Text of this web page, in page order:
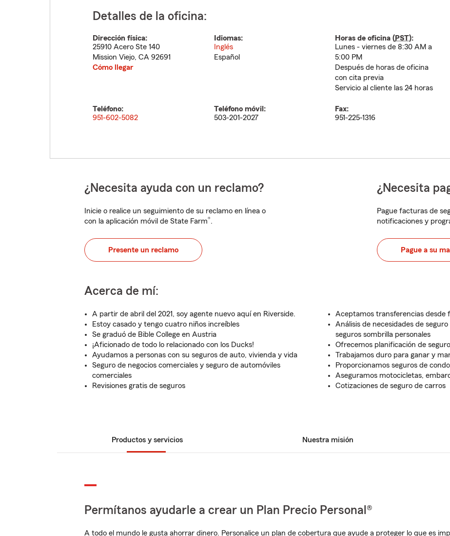
Detalles de la oficina:
Dirección física:
25910 Acero Ste 140
Mission Viejo, CA 92691
Cómo llegar
Idiomas:
Inglés
Español
Horas de oficina (PST):
Lunes - viernes de 8:30 AM a
5:00 PM
Después de horas de oficina
con cita previa
Servicio al cliente las 24 horas
Teléfono:
951-602-5082
Teléfono móvil:
503-201-2027
Fax:
951-225-1316
¿Necesita ayuda con un reclamo?
Inicie o realice un seguimiento de su reclamo en línea o
con la aplicación móvil de State Farm®.
Presente un reclamo
¿Necesita
Pague facturas de
notificaciones y
Pague a su
Acerca de mí:
A partir de abril del 2021, soy agente nuevo aquí en Riverside.
Estoy casado y tengo cuatro niños increíbles
Se graduó de Bible College en Austria
¡Aficionado de todo lo relacionado con los Ducks!
Ayudamos a personas con su seguros de auto, vivienda y vida
Seguro de negocios comerciales y seguro de automóviles
comerciales
Revisiones gratis de seguros
Aceptamos transferencias desde
Análisis de necesidades de
seguros sombrilla personales
Ofrecemos planificación de
Trabajamos duro para ganar y
Proporcionamos seguros de
Aseguramos motocicletas,
Cotizaciones de seguro de carros
Productos y servicios Nuestra misión
Permítanos ayudarle a crear un Plan Precio Personal®
A todo el mundo le gusta ahorrar dinero. Personalice un plan de cobertura que ayude a proteger lo que es